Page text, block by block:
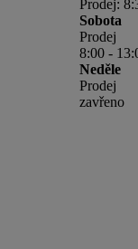
Prodej:
Sobota
Prodej
8:00 -
Neděle
Prodej
zavřeno